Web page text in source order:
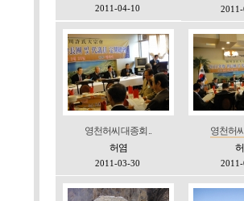
2011-04-10
영천허씨 대종회 ..
허염
2011-03-30
영천허